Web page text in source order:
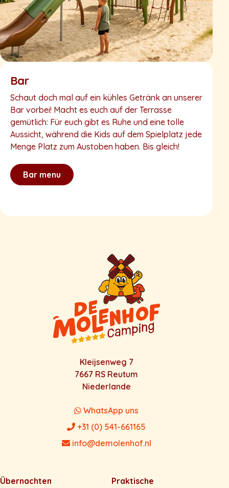
Bar
Schaut doch mal auf ein kühles Getränk an unserer
Bar vorbei! Macht es euch auf der Terrasse
gemütlich: Für euch gibt es Ruhe und eine tolle
Aussicht, während die Kids auf dem Spielplatz jede
Menge Platz zum Austoben haben. Bis gleich!
Bar menu
Kleijsenweg 7
7667 RS Reutum
Niederlande
WhatsApp uns
+31 (0) 541-661165
info@demolenhof.nl
Übernachten
Praktische